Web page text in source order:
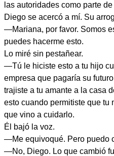
las autoridades como parte
Diego se acercó a mí. Su
—Mariana, por favor. Somos
puedes hacerme esto.
Lo miré sin pestañear.
—Tú le hiciste esto a tu hijo
empresa que pagaría su
trajiste a tu amante a la casa
esto cuando permitiste que tu
que vino a cuidarlo.
Él bajó la voz.
—Me equivoqué. Pero puedo
—No, Diego. Lo que cambió